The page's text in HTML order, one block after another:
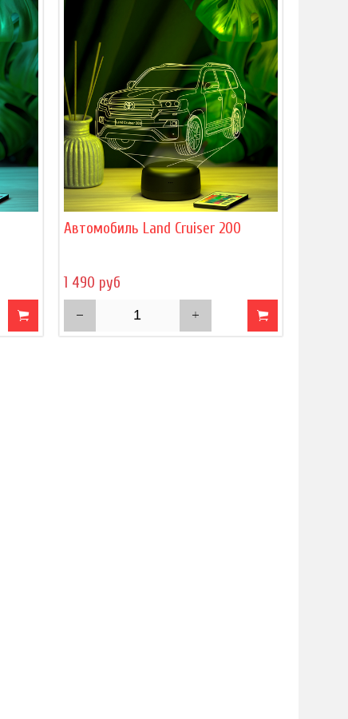
Автомобиль Land Cruiser 200
1 490 руб